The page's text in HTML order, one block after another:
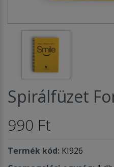
Spirálfüzet
990 Ft
Termék kód: KI926